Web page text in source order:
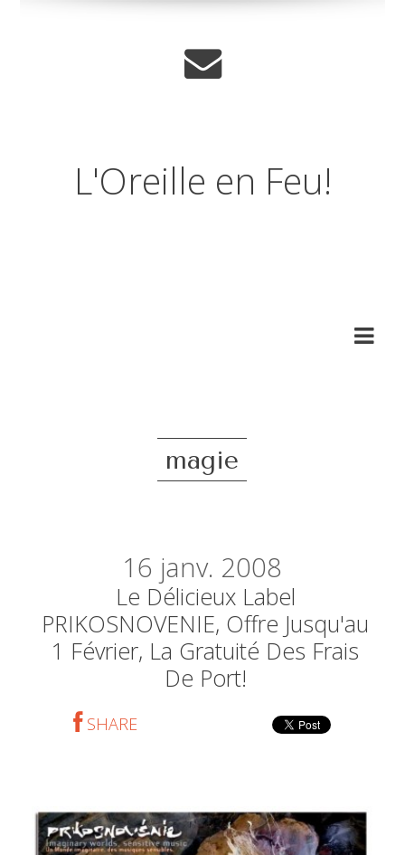
L'Oreille en Feu!
magie
16 janv. 2008
Le Délicieux Label
PRIKOSNOVENIE, Offre Jusqu'au
1 Février, La Gratuité Des Frais
De Port!
SHARE